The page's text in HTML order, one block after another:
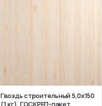
Гвоздь строительный 5,0х150
(1 кг), ГОСКРЕП-пакет